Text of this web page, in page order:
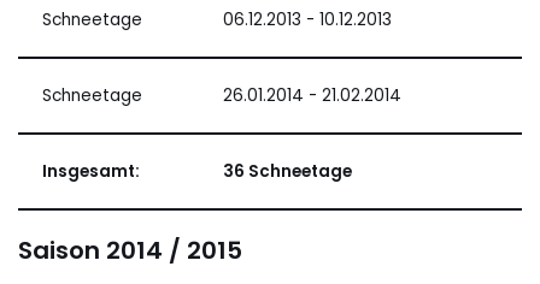
Schneetage 06.12.2013 - 10.12.2013
Schneetage 26.01.2014 - 21.02.2014
Insgesamt: 36 Schneetage
Saison 2014 / 2015